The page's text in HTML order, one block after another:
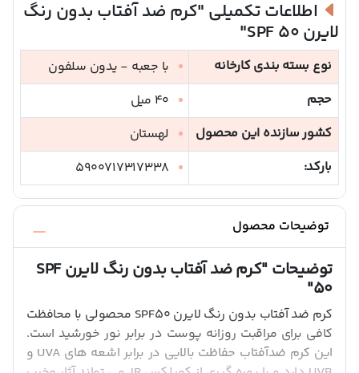
اطلاعات تکمیلی "کرم ضد آفتاب بدون رنگ
لایرن SPF 50"
نوع بسته بندی کارخانه
با جعبه - یدون سلفون
حجم
40 میل
کشور سازنده این محصول
لهستان
بارکد:
5900717317338
توضیحات محصول
توضیحات "کرم ضد آفتاب بدون رنگ لایرن SPF
50"
کرم ضد آفتاب بدون رنگ لایرن SPF50 محصولی با محافظت
کافی برای مراقبت روزانه پوست در برابر نور خورشید است.
این کرم ضدآفتاب حفاظت بالایی در برابر اشعه های UVA و